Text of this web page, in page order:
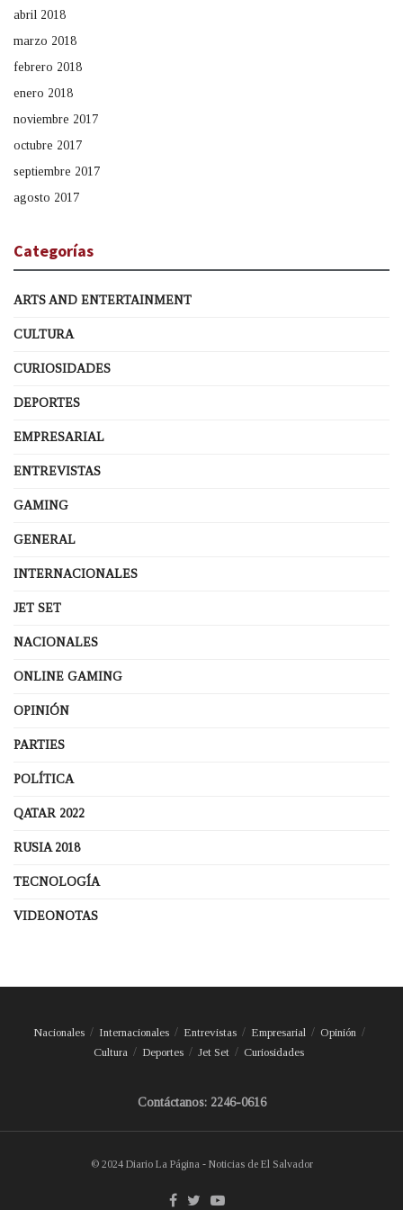
abril 2018
marzo 2018
febrero 2018
enero 2018
noviembre 2017
octubre 2017
septiembre 2017
agosto 2017
Categorías
ARTS AND ENTERTAINMENT
CULTURA
CURIOSIDADES
DEPORTES
EMPRESARIAL
ENTREVISTAS
GAMING
GENERAL
INTERNACIONALES
JET SET
NACIONALES
ONLINE GAMING
OPINIÓN
PARTIES
POLÍTICA
QATAR 2022
RUSIA 2018
TECNOLOGÍA
VIDEONOTAS
Nacionales Internacionales Entrevistas Empresarial
Opinión
Cultura
Deportes Jet Set Curiosidades
Contáctanos: 2246-0616
© 2024 Diario La Página - Noticias de El Salvador